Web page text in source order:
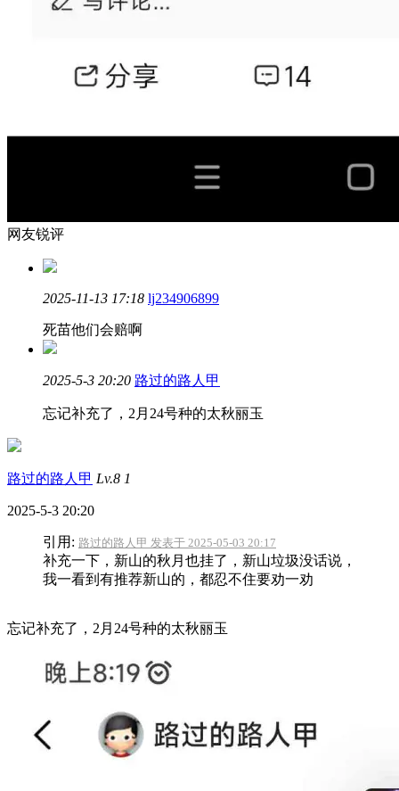
网友锐评
2025-11-13 17:18 lj234906899
死苗他们会赔啊
2025-5-3 20:20 路过的路人甲
忘记补充了，2月24号种的太秋丽玉
路过的路人甲 Lv.8 1
2025-5-3 20:20
引用: 路过的路人甲 发表于 2025-05-03 20:17
补充一下，新山的秋月也挂了，新山垃圾没话说，
我一看到有推荐新山的，都忍不住要劝一劝
忘记补充了，2月24号种的太秋丽玉